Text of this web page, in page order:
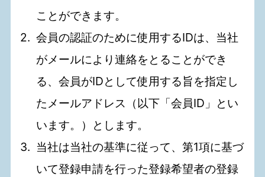
ことができます。
会員の認証のために使用するIDは、当社
がメールにより連絡をとることができ
る、会員がIDとして使用する旨を指定し
たメールアドレス（以下「会員ID」とい
います。）とします。
当社は当社の基準に従って、第1項に基づ
いて登録申請を行った登録希望者の登録